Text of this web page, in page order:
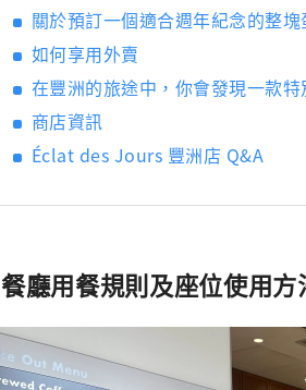
關於預訂一個適合週年紀念的整塊
如何享用外賣
在豐洲的旅途中，你會發現一款特
商店資訊
Éclat des Jours 豐洲店 Q&A
餐廳用餐規則及座位使用方